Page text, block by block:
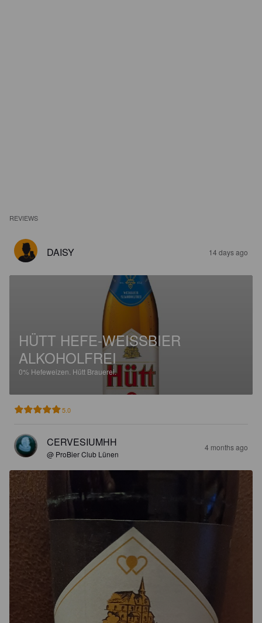
REVIEWS
DAISY 14 days ago
HÜTT HEFE-WEISSBIER A
LKOHOLFREI
0% Hefeweizen. Hütt Brauerei.
5.0
CERVESIUMHH
@ ProBier Club Lünen
4 months ago